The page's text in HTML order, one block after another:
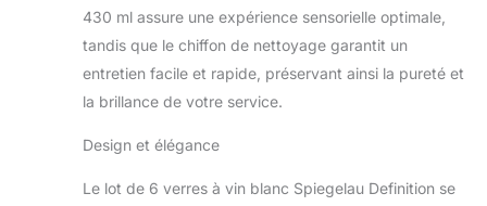
430 ml assure une expérience sensorielle optimale,
tandis que le chiffon de nettoyage garantit un
entretien facile et rapide, préservant ainsi la pureté et
la brillance de votre service.
Design et élégance
Le lot de 6 verres à vin blanc Spiegelau Definition se